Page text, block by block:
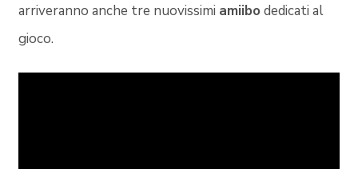
arriveranno anche tre nuovissimi amiibo dedicati al
gioco.